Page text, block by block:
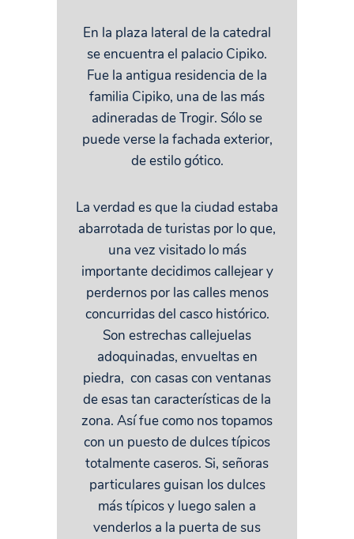
En la plaza lateral de la catedral
se encuentra el palacio Cipiko.
Fue la antigua residencia de la
familia Cipiko, una de las más
adineradas de Trogir. Sólo se
puede verse la fachada exterior,
de estilo gótico.
La verdad es que la ciudad estaba
abarrotada de turistas por lo que,
una vez visitado lo más
importante decidimos callejear y
perdernos por las calles menos
concurridas del casco histórico.
Son estrechas callejuelas
adoquinadas, envueltas en
piedra, con casas con ventanas
de esas tan características de la
zona. Así fue como nos topamos
con un puesto de dulces típicos
totalmente caseros. Si, señoras
particulares guisan los dulces
más típicos y luego salen a
venderlos a la puerta de sus